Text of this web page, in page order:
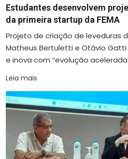
Estudantes desenvolvem
da primeira startup da FEMA
Projeto de criação de leveduras
Matheus Bertuletti e Otávio Gatti
e inova com “evolução acelerada
Leia mais